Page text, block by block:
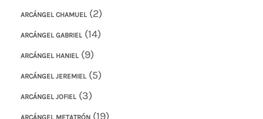
ARCÁNGEL CHAMUEL (2)
ARCÁNGEL GABRIEL (14)
ARCÁNGEL HANIEL (9)
ARCÁNGEL JEREMIEL (5)
ARCÁNGEL JOFIEL (3)
ARCÁNGEL METATRÓN (19)